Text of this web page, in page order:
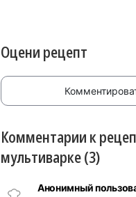
Оцени рецепт
Комментарии к
мультиварке (3)
Анонимный